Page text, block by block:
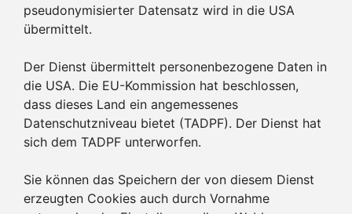
pseudonymisierter Datensatz wird in die USA
übermittelt.
Der Dienst übermittelt personenbezogene Daten in
die USA. Die EU-Kommission hat beschlossen,
dass dieses Land ein angemessenes
Datenschutzniveau bietet (TADPF). Der Dienst hat
sich dem TADPF unterworfen.
Sie können das Speichern der von diesem Dienst
erzeugten Cookies auch durch Vornahme